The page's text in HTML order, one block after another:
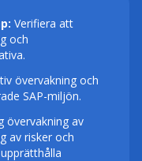
Verifiera att
och
övervakning och
SAP-miljön.
övervakning av
av risker och